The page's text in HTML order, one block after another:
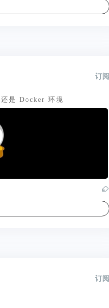
订阅
是 Docker 环境
订阅